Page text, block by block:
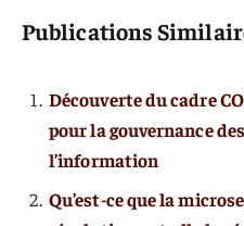
Publications
Découverte du cadre
pour la gouvernance
l’information
Qu’est-ce que la